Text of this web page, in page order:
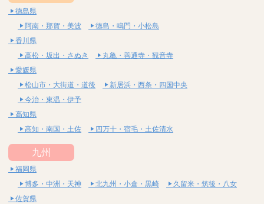
徳島県
阿南・那賀・美波
徳島・鳴門・小松島
香川県
高松・坂出・さぬき
丸亀・善通寺・観音寺
愛媛県
松山市・大街道・道後
新居浜・西条・四国中央
今治・東温・伊予
高知県
高知・南国・土佐
四万十・宿毛・土佐清水
九州
福岡県
博多・中洲・天神
北九州・小倉・黒崎
久留米・筑後・八女
佐賀県